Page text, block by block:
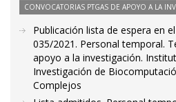
CONVOCATORIAS PTGAS DE APOYO A LA
Publicación lista de espera en
035/2021. Personal temporal.
apoyo a la investigación.
Investigación de
Complejos